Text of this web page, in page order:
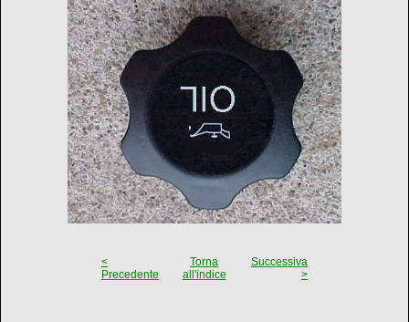
<
Precedente
Torna
all'indice
Successiva
>